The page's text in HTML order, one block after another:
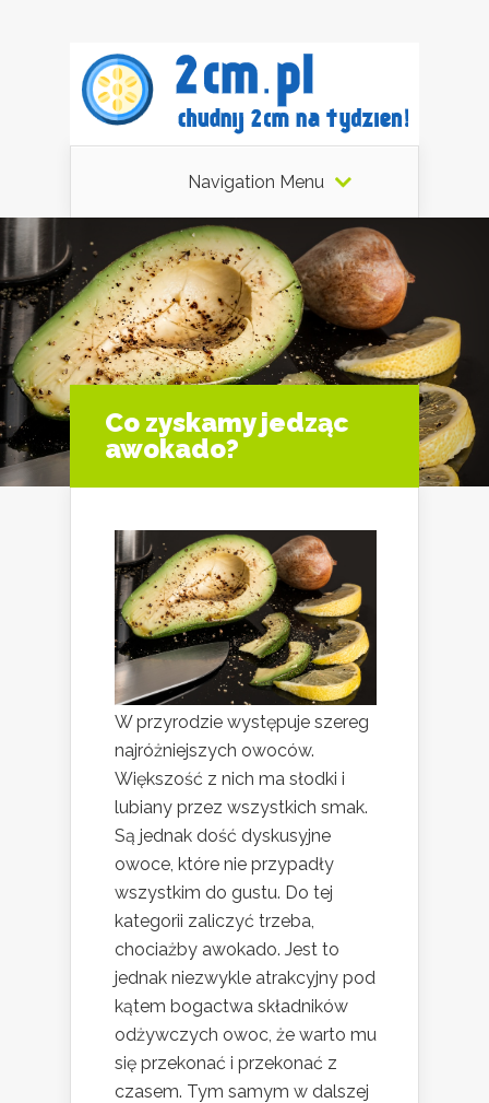
Navigation Menu
Co zyskamy jedząc
awokado?
W przyrodzie występuje szereg
najróżniejszych owoców.
Większość z nich ma słodki i
lubiany przez wszystkich smak.
Są jednak dość dyskusyjne
owoce, które nie przypadły
wszystkim do gustu. Do tej
kategorii zaliczyć trzeba,
chociażby awokado. Jest to
jednak niezwykle atrakcyjny pod
kątem bogactwa składników
odżywczych owoc, że warto mu
się przekonać i przekonać z
czasem. Tym samym w dalszej